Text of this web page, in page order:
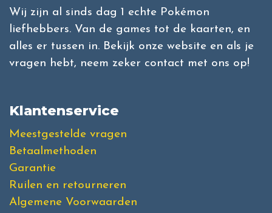
Wij zijn al sinds dag 1 echte Pokémon
liefhebbers. Van de games tot de kaarten, en
alles er tussen in. Bekijk onze website en als je
vragen hebt, neem zeker contact met ons op!
Klantenservice
Meestgestelde vragen
Betaalmethoden
Garantie
Ruilen en retourneren
Algemene Voorwaarden